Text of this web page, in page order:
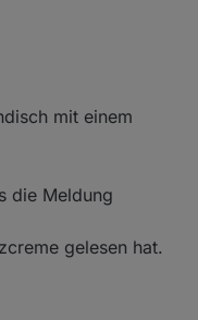
mit einem
die Meldung
gelesen hat.